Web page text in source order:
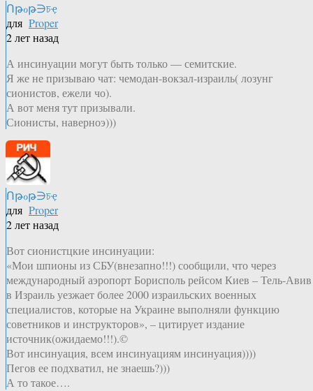
Ոթℴթ∋চҿ
для Proper
2 лет назад
А инсинуации могут быть только — семитские.
Я же не призываю чат: чемодан-вокзал-израиль( лозунг
сионистов, ежели чо).
А вот меня тут призывали.
Сионисты, наверноэ)))
Ոթℴթ∋চҿ
для Proper
2 лет назад
Вот сионистцкие инсинуации:
«Мои шпионы из СБУ(внезапно!!!) сообщили, что через
международный аэропорт Борисполь рейсом Киев – Тель-Авив
в Израиль уезжает более 2000 израильских военных
специалистов, которые на Украине выполняли функцию
советников и инструкторов», – цитирует издание
источник(ожидаемо!!!).©
Вот инсинуация, всем инсинуациям инсинуация))))
Пегов ее подхватил, не знаешь?)))
А то такое….